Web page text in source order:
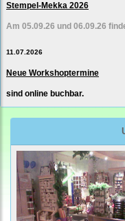
Stempel-Mekka 2026
Am 05.09.26 und 06.09.26
11.07.2026
Neue Workshoptermine
sind online buchbar.